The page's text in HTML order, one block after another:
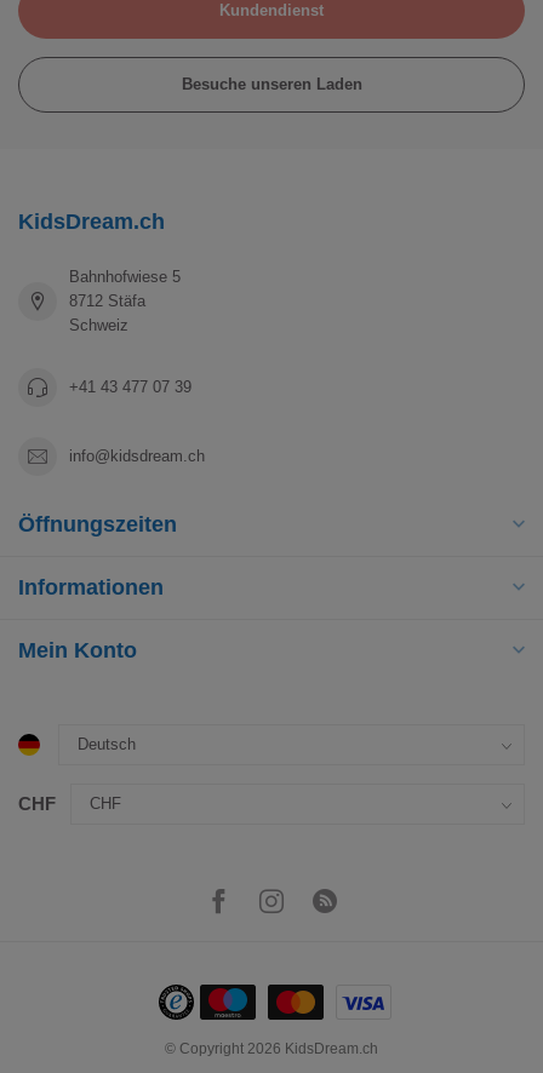
Kundendienst
Besuche unseren Laden
KidsDream.ch
Bahnhofwiese 5
8712 Stäfa
Schweiz
+41 43 477 07 39
info@kidsdream.ch
Öffnungszeiten
Informationen
Mein Konto
CHF
© Copyright 2026 KidsDream.ch